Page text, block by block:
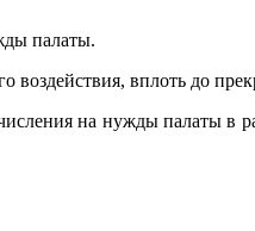
палаты.
вплоть до
на нужды палаты в